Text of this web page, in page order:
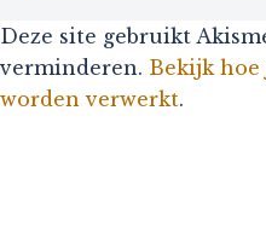
Deze site gebruikt
verminderen. Bekijk hoe
worden verwerkt.